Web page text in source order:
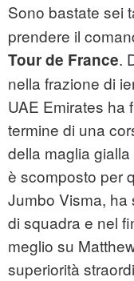
Sono bastate sei
prendere il
Tour de France.
nella frazione di
UAE Emirates ha
termine di una
della maglia
è scomposto per
Jumbo Visma, ha
di squadra e nel
meglio su
superiorità